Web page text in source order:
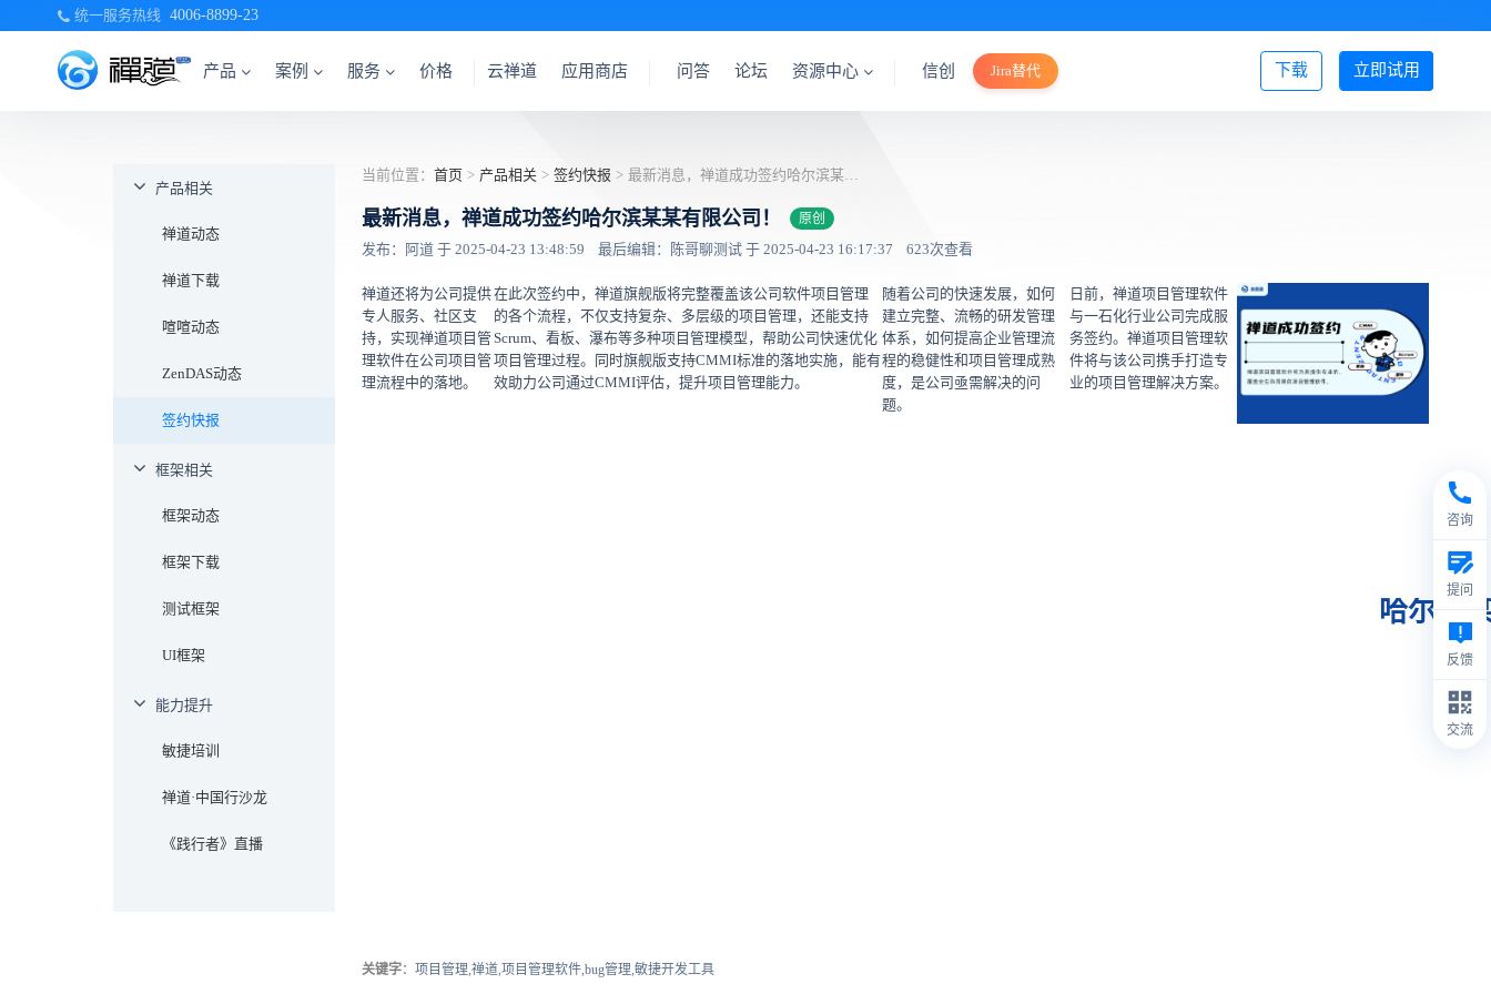
统一服务热线 4006-8899-23
产品 案例 服务 价格 立即试用
下载
云禅道 应用商店 问答 论坛 资源中心 信创 Jira替代 登录/注册
产品相关
禅道动态
禅道下载
喧喧动态
ZenDAS动态
签约快报
框架相关
框架动态
框架下载
测试框架
UI框架
能力提升
敏捷培训
禅道·中国行沙龙
《践行者》直播
当前位置： 首页 > 产品相关 > 签约快报 > 最新消息，禅道成功签约哈尔滨某某有限公司！
最新消息，禅道成功签约哈尔滨某某有限公司！ 原创
发布：阿道 于 2025-04-23 13:48:59 最后编辑：陈哥聊测试 于 2025-04-23 16:17:37 623次查看
哈尔滨
日前，禅道项目管理软件
与一石化行业公司完成服
务签约。禅道项目管理软
件将与该公司携手打造专
业的项目管理解决方案。
随着公司的快速发展，如何
建立完整、流畅的研发管理
体系，如何提高企业管理流
程的稳健性和项目管理成熟
度，是公司亟需解决的问
题。
在此次签约中，禅道旗舰版将完整覆盖该公司软件项目管理
的各个流程，不仅支持复杂、多层级的项目管理，还能支持
Scrum、看板、瀑布等多种项目管理模型，帮助公司快速优化
项目管理过程。同时旗舰版支持CMMI标准的落地实施，能有
效助力公司通过CMMI评估，提升项目管理能力。
禅道还将为公司提供
专人服务、社区支
持，实现禅道项目管
理软件在公司项目管
理流程中的落地。
关键字：项目管理,禅道,项目管理软件,bug管理,敏捷开发工具
咨询
提问
反馈
交流